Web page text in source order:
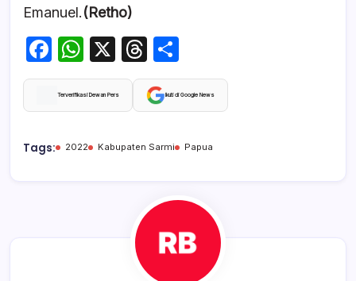
Emanuel.(Retho)
F
a
c
b
W
h
at
A
X
T
hr
e
d
h
ar
Terverifikasi Dewan Pers Ikuti di Google News
Tags: 2022 Kabupaten Sarmi Papua